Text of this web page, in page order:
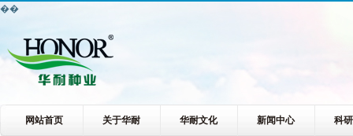
��
网站首页 关于华耐 华耐文化 新闻中心 科